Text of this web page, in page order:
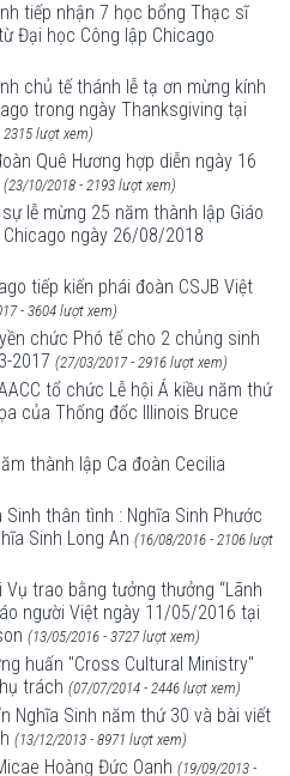
tiếp nhận 7 học bổng Thạc sĩ
Đại học Công lập Chicago
chủ tế thánh lễ tạ ơn mừng kính
trong ngày Thanksgiving tại
lượt xem)
Quê Hương hợp diễn ngày 16
(23/10/2018 - 2193 lượt xem)
lễ mừng 25 năm thành lập Giáo
ngày 26/08/2018
tiếp kiến phái đoàn CSJB Việt
- 3604 lượt xem)
chức Phó tế cho 2 chủng sinh
2017 (27/03/2017 - 2916 lượt xem)
tổ chức Lễ hội Á kiều năm thứ
của Thống đốc Illinois Bruce
thành lập Ca đoàn Cecilia
thân tình : Nghĩa Sinh Phước
Sinh Long An (16/08/2016 - 2106 lượt
Vụ trao bằng tưởng thưởng “Lãnh
người Việt ngày 11/05/2016 tại
(13/05/2016 - 3727 lượt xem)
huấn "Cross Cultural Ministry"
trách (07/07/2014 - 2446 lượt xem)
Nghĩa Sinh năm thứ 30 và bài viết
(13/12/2013 - 8971 lượt xem)
Hoàng Đức Oanh (19/09/2013 -